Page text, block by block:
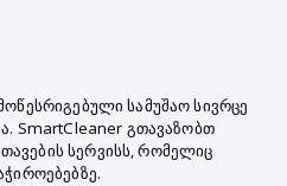
სამუშაო სივრცე
SmartCleaner გთავაზობთ
სერვისს, რომელიც